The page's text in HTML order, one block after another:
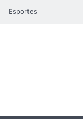
Esportes